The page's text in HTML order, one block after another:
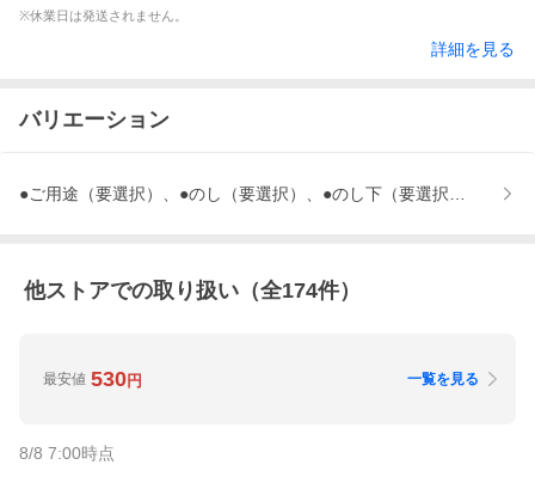
※休業日は発送されません。
詳細を見る
バリエーション
●ご用途（要選択）、●のし（要選択）、●のし下（要選択）、●ギ
他ストアでの取り扱い（全174件）
最安値 530円 一覧を見る
8/8 7:00時点